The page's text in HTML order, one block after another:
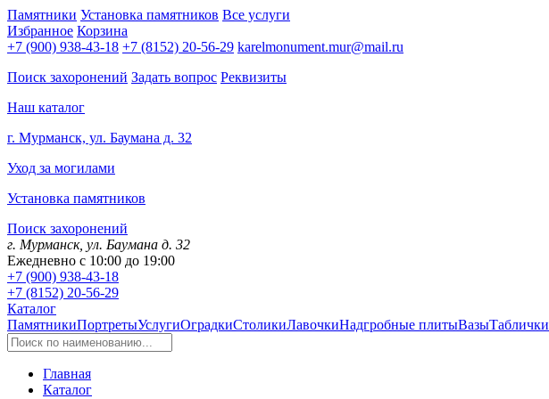
Памятники Установка памятников Все услуги
Избранное Корзина
+7 (900) 938-43-18 +7 (8152) 20-56-29 karelmonument.mur@mail.ru
Поиск захоронений Задать вопрос Реквизиты
Наш каталог
г. Мурманск, ул. Баумана д. 32
Уход за могилами
Установка памятников
Поиск захоронений
г. Мурманск, ул. Баумана д. 32
Ежедневно с 10:00 до 19:00
+7 (900) 938-43-18
+7 (8152) 20-56-29
Каталог
ПамятникиПортретыУслугиОградкиСтоликиЛавочкиНадгробные плитыВазыТаблички
Главная
Каталог